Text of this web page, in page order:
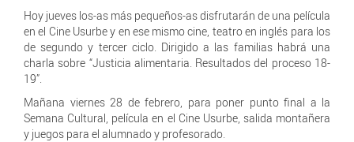
Hoy jueves los-as más pequeños-as disfrutarán de una película
en el Cine Usurbe y en ese mismo cine, teatro en inglés para los
de segundo y tercer ciclo. Dirigido a las familias habrá una
charla sobre “Justicia alimentaria. Resultados del proceso 18-
19”.
Mañana viernes 28 de febrero, para poner punto final a la
Semana Cultural, película en el Cine Usurbe, salida montañera
y juegos para el alumnado y profesorado.